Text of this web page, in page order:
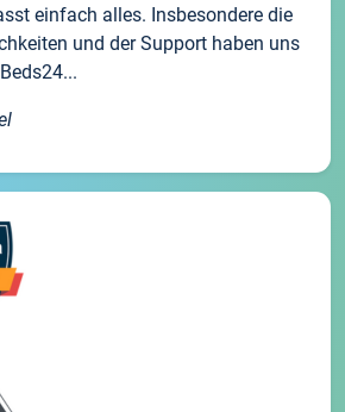
einfach alles. Insbesondere die
und der Support haben uns